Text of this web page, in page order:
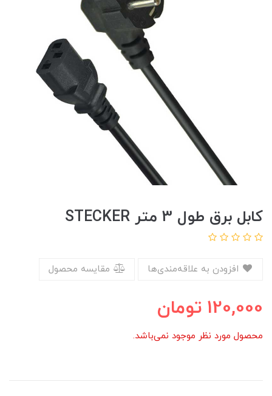
کابل برق طول 3 متر STECKER
مقایسه محصول
120,000 تومان
محصول مورد نظر موجود نمی‌باشد.